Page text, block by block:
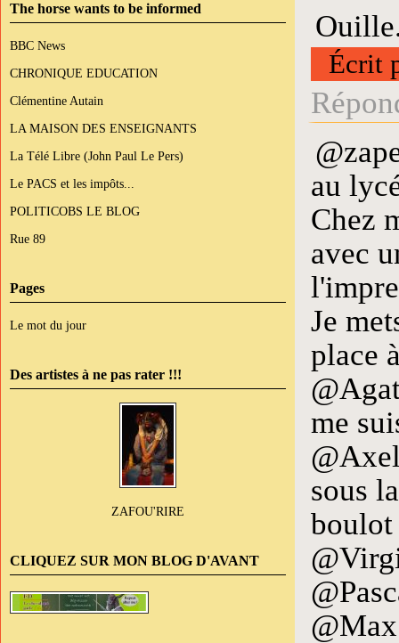
The horse wants to be informed
BBC News
CHRONIQUE EDUCATION
Clémentine Autain
LA MAISON DES ENSEIGNANTS
La Télé Libre (John Paul Le Pers)
Le PACS et les impôts...
POLITICOBS LE BLOG
Rue 89
Pages
Le mot du jour
Des artistes à ne pas rater !!!
ZAFOU'RIRE
CLIQUEZ SUR MON BLOG D'AVANT
Écrit
au
Chez
avec
Je
place
me
sous
boulot